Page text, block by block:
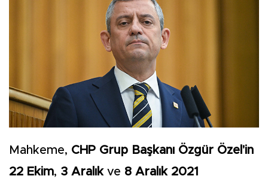
Mahkeme, CHP Grup Başkanı Özgür Özel'in
22 Ekim, 3 Aralıkve 8 Aralık 2021